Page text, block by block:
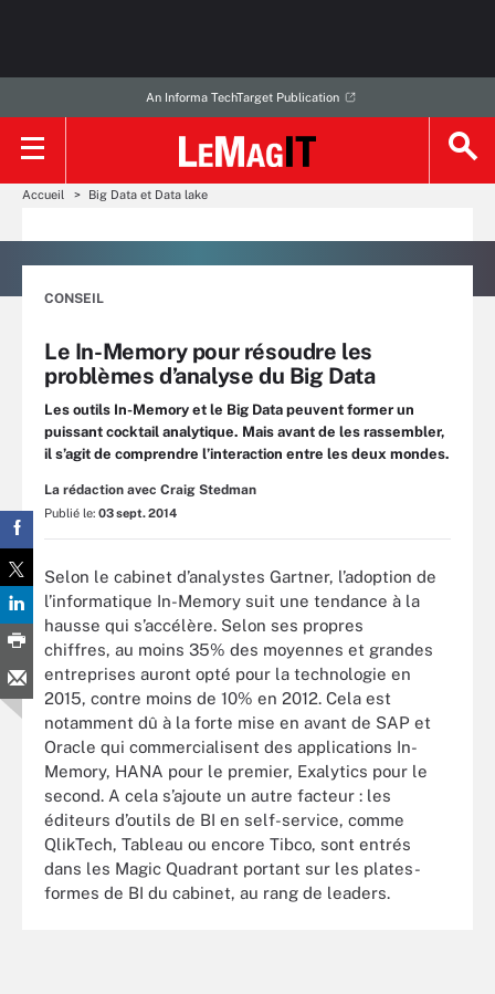
An Informa TechTarget Publication
Accueil Big Data et Data lake
CONSEIL
Le In-Memory pour résoudre les
problèmes d’analyse du Big Data
Les outils In-Memory et le Big Data peuvent former un
puissant cocktail analytique. Mais avant de les rassembler,
il s’agit de comprendre l’interaction entre les deux mondes.
La rédaction avec Craig Stedman
Publié le: 03 sept. 2014
Selon le cabinet d’analystes Gartner, l’adoption de
l’informatique In-Memory suit une tendance à la
hausse qui s’accélère. Selon ses propres
chiffres, au moins 35% des moyennes et grandes
entreprises auront opté pour la technologie en
2015, contre moins de 10% en 2012. Cela est
notamment dû à la forte mise en avant de SAP et
Oracle qui commercialisent des applications In-
Memory, HANA pour le premier, Exalytics pour le
second. A cela s’ajoute un autre facteur : les
éditeurs d’outils de BI en self-service, comme
QlikTech, Tableau ou encore Tibco, sont entrés
dans les Magic Quadrant portant sur les plates-
formes de BI du cabinet, au rang de leaders.